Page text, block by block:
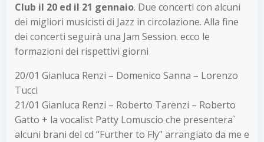
Club il 20 ed il 21 gennaio. Due concerti con alcuni
dei migliori musicisti di Jazz in circolazione. Alla fine
dei concerti seguirà una Jam Session. ecco le
formazioni dei rispettivi giorni
20/01 Gianluca Renzi – Domenico Sanna – Lorenzo
Tucci
21/01 Gianluca Renzi – Roberto Tarenzi – Roberto
Gatto + la vocalist Patty Lomuscio che presentera`
alcuni brani del cd “Further to Fly” arrangiato da me e